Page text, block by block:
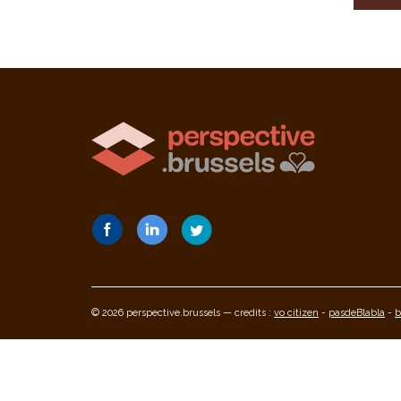
© 2026 perspective.brussels — credits : vo citizen - pasdeBlabla -